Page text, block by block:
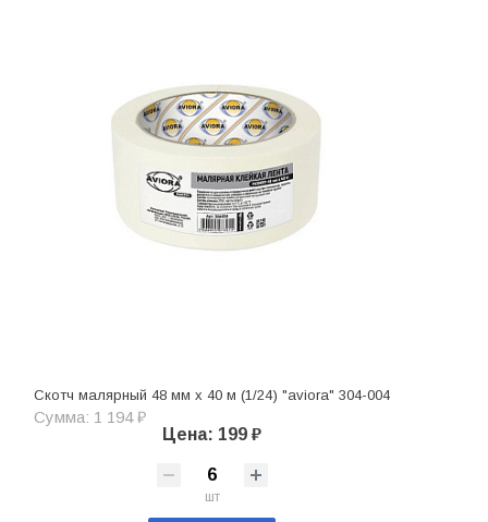
Скотч малярный 48 мм х 40 м (1/24) "aviora" 304-004
Сумма: 1 194 ₽
Цена: 199 ₽
шт